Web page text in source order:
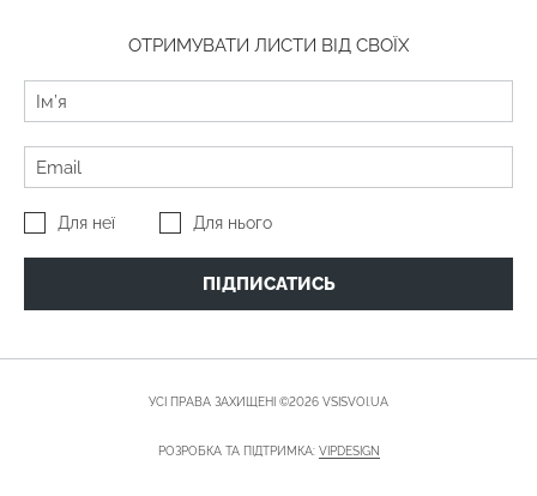
ОТРИМУВАТИ ЛИСТИ ВІД СВОЇХ
Для неї Для нього
ПІДПИСАТИСЬ
УСІ ПРАВА ЗАХИЩЕНІ ©2026 VSISVOI.UA
РОЗРОБКА ТА ПІДТРИМКА: VIPDESIGN